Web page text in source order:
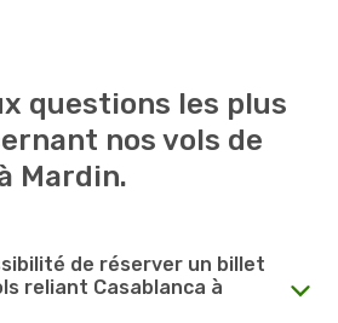
questions les plus
nos vols de
Mardin.
de réserver un billet
reliant Casablanca à